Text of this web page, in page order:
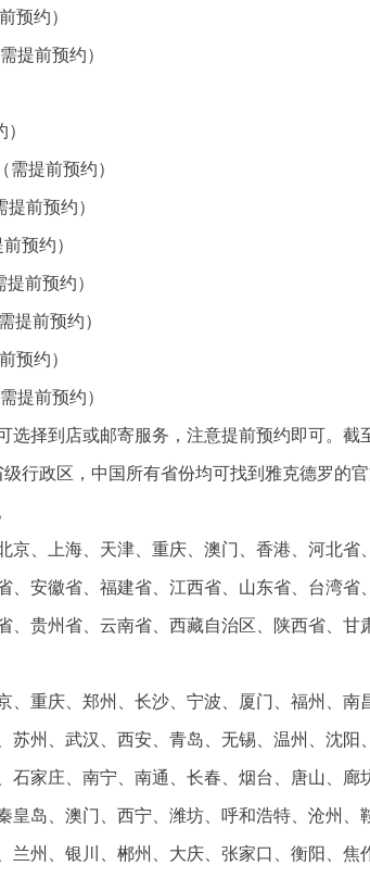
预约）
提前预约）
提前预约）
前预约）
预约）
前预约）
提前预约）
预约）
提前预约）
选择到店或邮寄服务，注意提前预约即可。截
行政区，中国所有省份均可找到雅克德罗的
京、上海、天津、重庆、澳门、香港、河北省
、安徽省、福建省、江西省、山东省、台湾省
、贵州省、云南省、西藏自治区、陕西省、甘
重庆、郑州、长沙、宁波、厦门、福州、南
苏州、武汉、西安、青岛、无锡、温州、沈阳
家庄、南宁、南通、长春、烟台、唐山、廊
皇岛、澳门、西宁、潍坊、呼和浩特、沧州、
州、银川、郴州、大庆、张家口、衡阳、焦